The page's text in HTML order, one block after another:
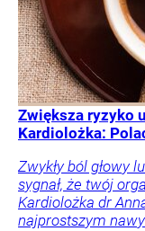
Zwiększa ryzyko
Kardiolożka:
Zwykły ból głowy
sygnał, że twój
Kardiolożka dr
najprostszym